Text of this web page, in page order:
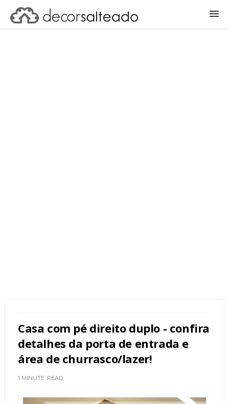
Casa com pé direito duplo - confira
detalhes da porta de entrada e
área de churrasco/lazer!
1 MINUTE READ